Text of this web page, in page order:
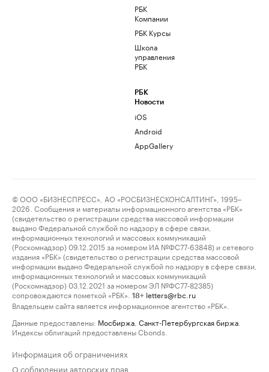
РБК
Компании
РБК Курсы
Школа
управления
РБК
РБК
Новости
iOS
Android
AppGallery
© ООО «БИЗНЕСПРЕСС», АО «РОСБИЗНЕСКОНСАЛТИНГ», 1995–
2026. Сообщения и материалы информационного агентства «РБК»
(свидетельство о регистрации средства массовой информации
выдано Федеральной службой по надзору в сфере связи,
информационных технологий и массовых коммуникаций
(Роскомнадзор) 09.12.2015 за номером ИА №ФС77-63848) и сетевого
издания «РБК» (свидетельство о регистрации средства массовой
информации выдано Федеральной службой по надзору в сфере связи,
информационных технологий и массовых коммуникаций
(Роскомнадзор) 03.12.2021 за номером ЭЛ №ФС77-82385)
сопровождаются пометкой «РБК».
18+ letters@rbc.ru
Владельцем сайта является информационное агентство «РБК».
Данные предоставлены: Мосбиржа Санкт-Петербургская биржа
Индексы облигаций предоставлены Cbonds.
Информация об ограничениях
О соблюдении авторских прав